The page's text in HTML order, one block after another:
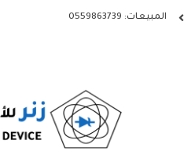
المبيعات: 0559863739